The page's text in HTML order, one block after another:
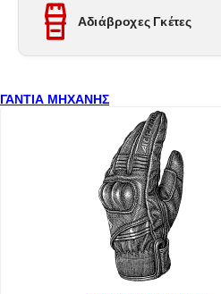
Αδιάβροχες Γκέτες
ΓΑΝΤΙΑ ΜΗΧΑΝΗΣ